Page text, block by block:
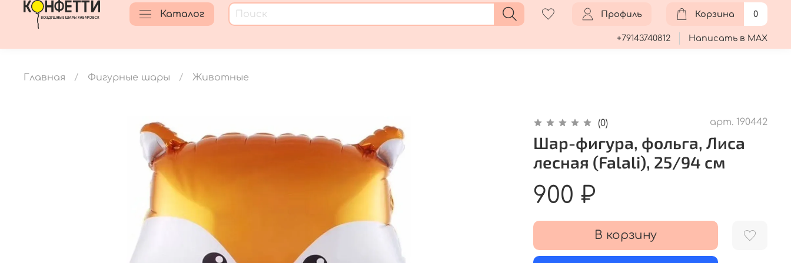
Каталог Профиль Корзина 0
+79143740812 Написать в MAX
Главная Фигурные шары Животные
(0) арт. 190442
Шар-фигура, фольга, Лиса
лесная (Falali), 25/94 см
900 ₽
В корзину